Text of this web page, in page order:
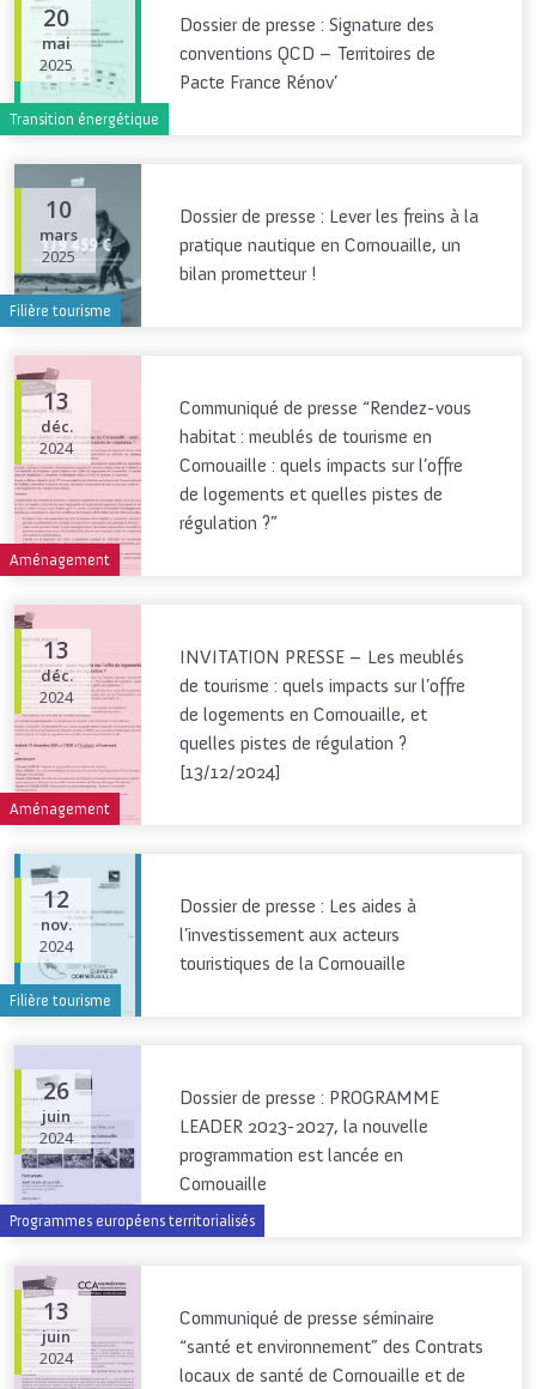
20
mai
2025
Dossier de presse : Signature des
conventions QCD – Territoires de
Pacte France Rénov’
Transition énergétique
10
mars
2025
Dossier de presse : Lever les freins à la
pratique nautique en Cornouaille, un
bilan prometteur !
Filière tourisme
13
déc.
2024
Communiqué de presse “Rendez-vous
habitat : meublés de tourisme en
Cornouaille : quels impacts sur l’offre
de logements et quelles pistes de
régulation ?”
Aménagement
13
déc.
2024
INVITATION PRESSE – Les meublés
de tourisme : quels impacts sur l’offre
de logements en Cornouaille, et
quelles pistes de régulation ?
[13/12/2024]
Aménagement
12
nov.
2024
Dossier de presse : Les aides à
l’investissement aux acteurs
touristiques de la Cornouaille
Filière tourisme
26
juin
2024
Dossier de presse : PROGRAMME
LEADER 2023-2027, la nouvelle
programmation est lancée en
Cornouaille
Programmes européens territorialisés
13
juin
2024
Communiqué de presse séminaire
“santé et environnement” des Contrats
locaux de santé de Cornouaille et de